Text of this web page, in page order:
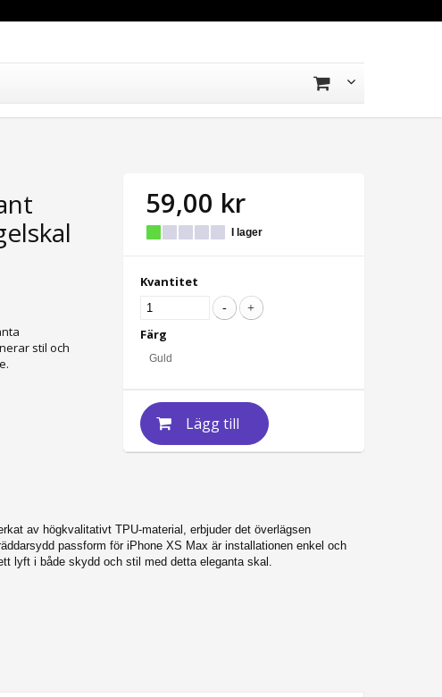
stil och
59,00 kr
I lager
Kvantitet
Färg
Guld
Lägg till
av högkvalitativt TPU-material, erbjuder det överlägsen
passform för iPhone XS Max är installationen enkel och
lyft i både skydd och stil med detta eleganta skal.